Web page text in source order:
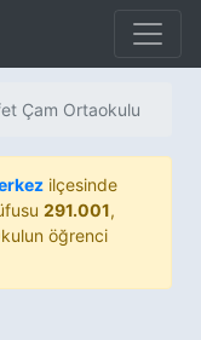
Çam Ortaokulu
ilçesinde
291.001,
öğrenci